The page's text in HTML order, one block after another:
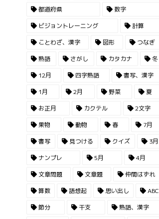
都道府県
数字
ビジョントレーニング
計算
ことわざ、漢字
図形
つなぎ
熟語
さがし カタカナ
冬
12月
四字熟語
書写、漢字
1月
2月 野菜
夏
お正月
カクテル
2文字
果物
動物 春
7月
書写
見つける クイズ
3月
ナンプレ
5月
4月
文章問題
文章題
仲間はずれ
算数
語想起 思い出し
ABC
節分
干支
熟語、漢字